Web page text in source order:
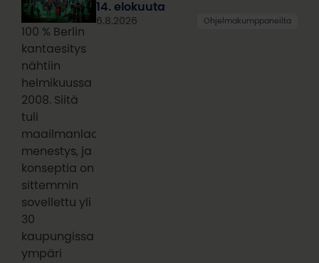
100 % Berlin
kantaesitys
nähtiin
helmikuussa
2008. Siitä
tuli
maailmanlaajuinen
menestys, ja
konseptia on
sittemmin
sovellettu yli
30
kaupungissa
ympäri
14. elokuuta
6.8.2026 Ohjelmakumppaneilta